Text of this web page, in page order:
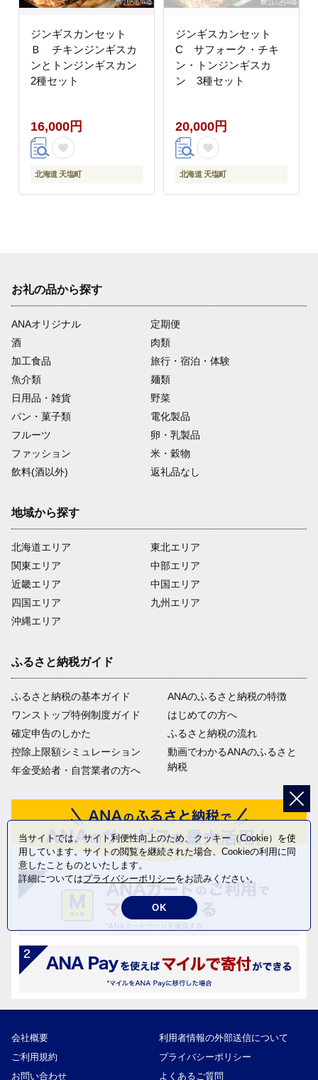
ジンギスカンセット
Ｂ チキンジンギスカ
ンとトンジンギスカン
2種セット
16,000円
北海道 天塩町
ジンギスカンセット
C サフォーク・チキ
ン・トンジンギスカ
ン 3種セット
20,000円
北海道 天塩町
お礼の品から探す
ANAオリジナル
定期便
酒
肉類
加工食品
旅行・宿泊・体験
魚介類
麺類
日用品・雑貨
野菜
パン・菓子類
電化製品
フルーツ
卵・乳製品
ファッション
米・穀物
飲料(酒以外)
返礼品なし
地域から探す
北海道エリア
関東エリア
近畿エリア
四国エリア
沖縄エリア
東北エリア
中部エリア
中国エリア
九州エリア
ふるさと納税ガイド
ふるさと納税の基本ガイド
ワンストップ特例制度ガイド
確定申告のしかた
控除上限額シミュレーション
年金受給者・自営業者の方へ
ANAのふるさと納税の特徴
はじめての方へ
ふるさと納税の流れ
動画でわかるANAのふるさと
納税
会社概要
利用者情報の外部送信について
ご利用規約
プライバシーポリシー
お問い合わせ
よくあるご質問
当サイトでは、サイト利便性向上のため、クッキー（Cookie）を使
用しています。サイトの閲覧を継続された場合、Cookieの利用に同
意したことものといたします。
詳細についてはプライバシーポリシーをお読みください。
OK